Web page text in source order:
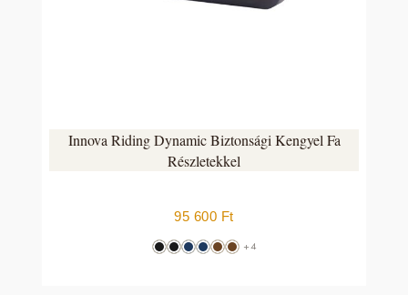
Innova Riding Dynamic Biztonsági Kengyel Fa
Részletekkel
95 600 Ft
+4